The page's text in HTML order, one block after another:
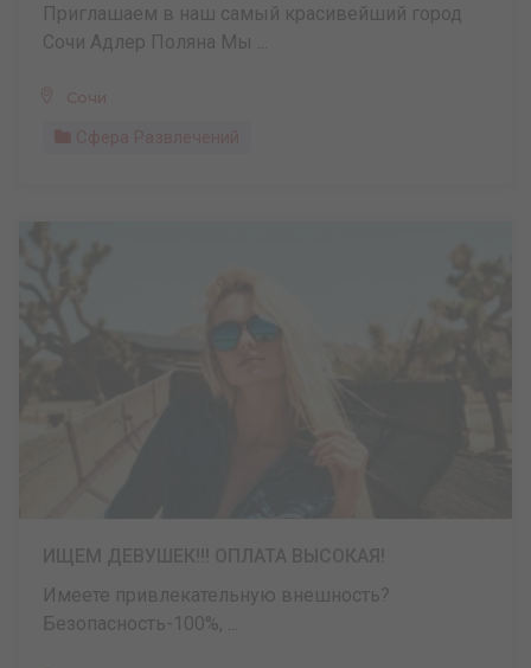
Приглашаем в наш самый красивейший город
Сочи Адлер Поляна Мы ...
Сочи
Сфера Развлечений
Имеете привлекательную внешность?
Безопасность-100%, ...